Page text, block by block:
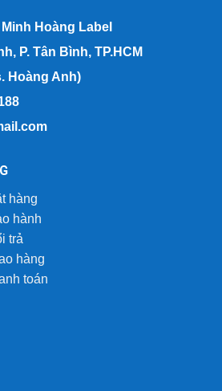
Hoàng Label
P. Tân Bình, TP.HCM
Hoàng Anh)
hàng
hành
trả
hàng
toán